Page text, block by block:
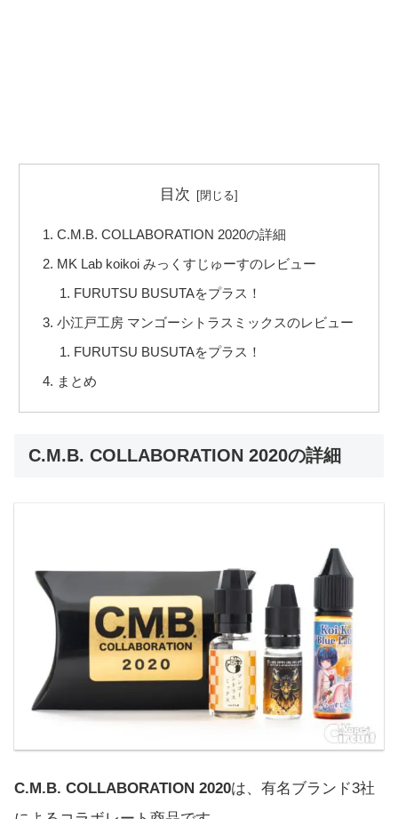
目次
C.M.B. COLLABORATION 2020の詳細
MK Lab koikoi みっくすじゅーすのレビュー
FURUTSU BUSUTAをプラス！
小江戸工房 マンゴーシトラスミックスのレビュー
FURUTSU BUSUTAをプラス！
まとめ
C.M.B. COLLABORATION 2020の詳細
C.M.B. COLLABORATION 2020は、有名ブランド3社